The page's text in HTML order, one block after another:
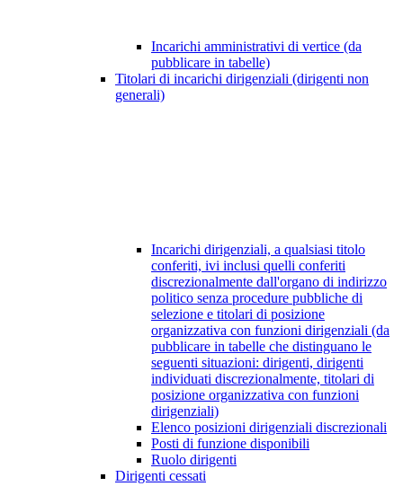
Incarichi amministrativi di vertice (da
pubblicare in tabelle)
Titolari di incarichi dirigenziali (dirigenti non
generali)
Incarichi dirigenziali, a qualsiasi titolo
conferiti, ivi inclusi quelli conferiti
discrezionalmente dall'organo di indirizzo
politico senza procedure pubbliche di
selezione e titolari di posizione
organizzativa con funzioni dirigenziali (da
pubblicare in tabelle che distinguano le
seguenti situazioni: dirigenti, dirigenti
individuati discrezionalmente, titolari di
posizione organizzativa con funzioni
dirigenziali)
Elenco posizioni dirigenziali discrezionali
Posti di funzione disponibili
Ruolo dirigenti
Dirigenti cessati